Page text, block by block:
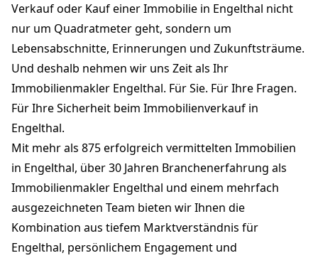
Verkauf oder Kauf einer Immobilie in Engelthal nicht
nur um Quadratmeter geht, sondern um
Lebensabschnitte, Erinnerungen und Zukunftsträume.
Und deshalb nehmen wir uns Zeit als Ihr
Immobilienmakler Engelthal. Für Sie. Für Ihre Fragen.
Für Ihre Sicherheit beim Immobilienverkauf in
Engelthal.
Mit mehr als 875 erfolgreich vermittelten Immobilien
in Engelthal, über 30 Jahren Branchenerfahrung als
Immobilienmakler Engelthal und einem mehrfach
ausgezeichneten Team bieten wir Ihnen die
Kombination aus tiefem Marktverständnis für
Engelthal, persönlichem Engagement und